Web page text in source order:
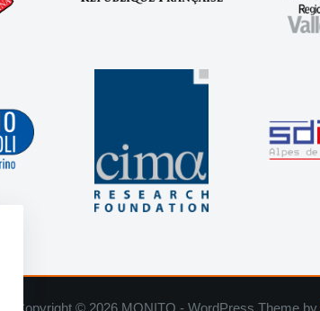
Copyright © 2026 MONITO - WordPress Theme by